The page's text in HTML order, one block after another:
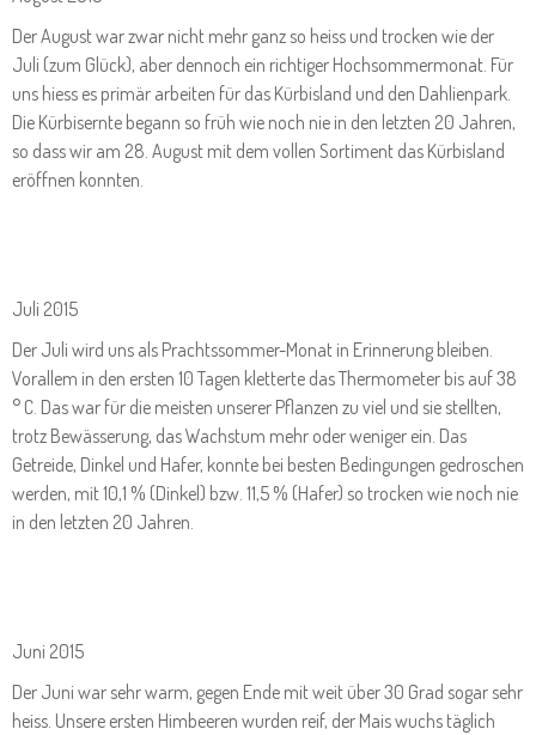
Der August war zwar nicht mehr ganz so heiss und trocken wie der
Juli (zum Glück), aber dennoch ein richtiger Hochsommermonat. Für
uns hiess es primär arbeiten für das Kürbisland und den Dahlienpark.
Die Kürbisernte begann so früh wie noch nie in den letzten 20 Jahren,
so dass wir am 28. August mit dem vollen Sortiment das Kürbisland
eröffnen konnten.
Juli 2015
Der Juli wird uns als Prachtssommer-Monat in Erinnerung bleiben.
Vorallem in den ersten 10 Tagen kletterte das Thermometer bis auf 38
° C. Das war für die meisten unserer Pflanzen zu viel und sie stellten,
trotz Bewässerung, das Wachstum mehr oder weniger ein. Das
Getreide, Dinkel und Hafer, konnte bei besten Bedingungen gedroschen
werden, mit 10,1 % (Dinkel) bzw. 11,5 % (Hafer) so trocken wie noch nie
in den letzten 20 Jahren.
Juni 2015
Der Juni war sehr warm, gegen Ende mit weit über 30 Grad sogar sehr
heiss. Unsere ersten Himbeeren wurden reif, der Mais wuchs täglich